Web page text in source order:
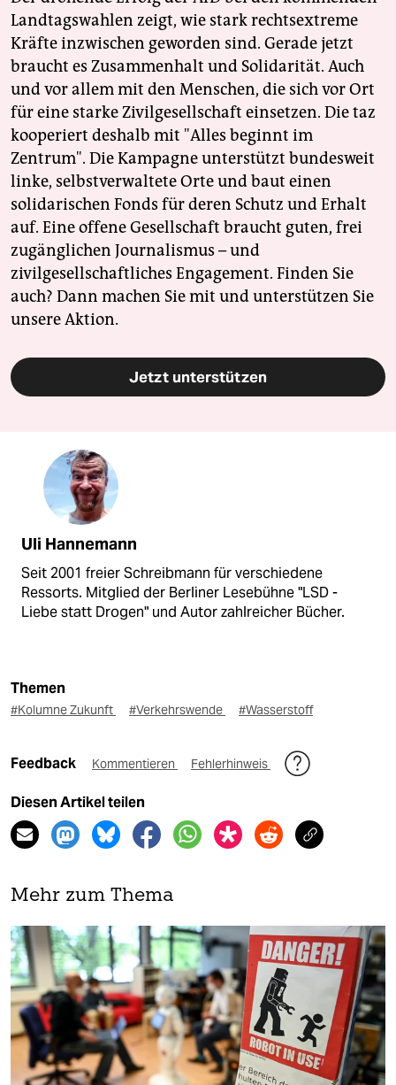
Landtagswahlen zeigt, wie stark rechtsextreme
Kräfte inzwischen geworden sind. Gerade jetzt
braucht es Zusammenhalt und Solidarität. Auch
und vor allem mit den Menschen, die sich vor Ort
für eine starke Zivilgesellschaft einsetzen. Die taz
kooperiert deshalb mit "Alles beginnt im
Zentrum". Die Kampagne unterstützt bundesweit
linke, selbstverwaltete Orte und baut einen
solidarischen Fonds für deren Schutz und Erhalt
auf. Eine offene Gesellschaft braucht guten, frei
zugänglichen Journalismus – und
zivilgesellschaftliches Engagement. Finden Sie
auch? Dann machen Sie mit und unterstützen Sie
unsere Aktion.
Jetzt unterstützen
Uli Hannemann
Seit 2001 freier Schreibmann für verschiedene
Ressorts. Mitglied der Berliner Lesebühne "LSD -
Liebe statt Drogen" und Autor zahlreicher Bücher.
Themen
#Kolumne Zukunft #Verkehrswende #Wasserstoff
Feedback Kommentieren Fehlerhinweis
Diesen Artikel teilen
Mehr zum Thema